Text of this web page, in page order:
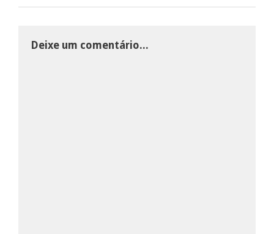
Deixe um comentário...